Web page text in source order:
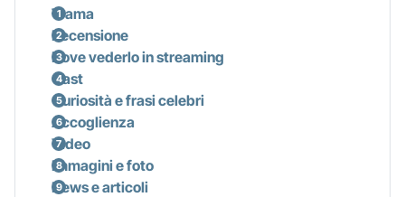
Trama
Recensione
Dove vederlo in streaming
Cast
Curiosità e frasi celebri
Accoglienza
Video
Immagini e foto
News e articoli